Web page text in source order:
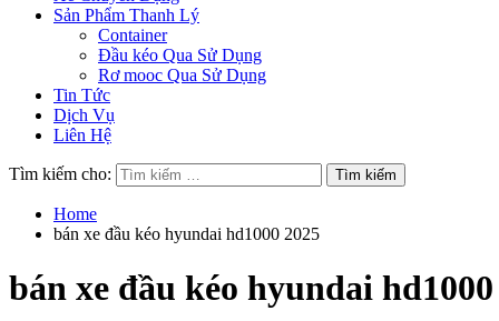
Sản Phẩm Thanh Lý
Container
Đầu kéo Qua Sử Dụng
Rơ mooc Qua Sử Dụng
Tin Tức
Dịch Vụ
Liên Hệ
Tìm kiếm cho:
Home
bán xe đầu kéo hyundai hd1000 2025
bán xe đầu kéo hyundai hd1000